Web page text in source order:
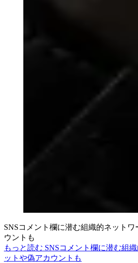
SNSコメント欄に潜む組織的ネット
ウントも
もっと読む SNSコメント欄に潜む組
ットや偽アカウントも